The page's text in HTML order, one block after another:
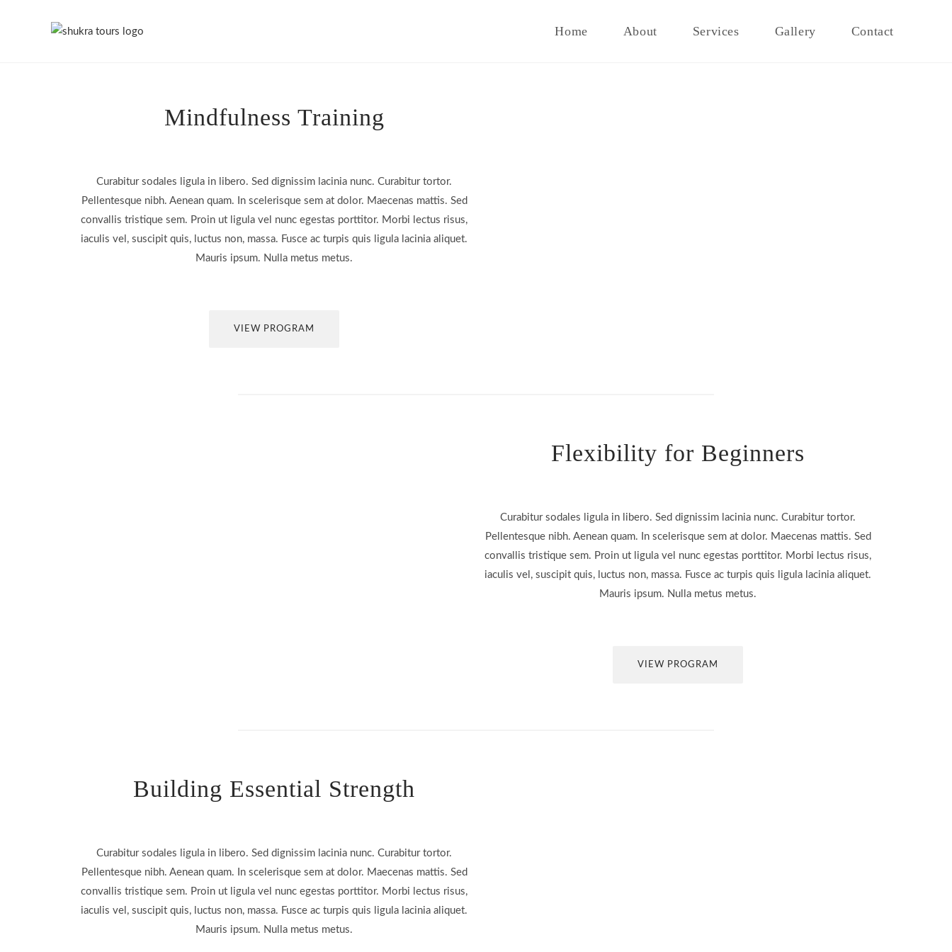
Home About Services Gallery Contact
Mindfulness Training
Curabitur sodales ligula in libero. Sed dignissim lacinia nunc. Curabitur tortor.
Pellentesque nibh. Aenean quam. In scelerisque sem at dolor. Maecenas mattis. Sed
convallis tristique sem. Proin ut ligula vel nunc egestas porttitor. Morbi lectus risus,
iaculis vel, suscipit quis, luctus non, massa. Fusce ac turpis quis ligula lacinia aliquet.
Mauris ipsum. Nulla metus metus.
VIEW PROGRAM
Flexibility for Beginners
Curabitur sodales ligula in libero. Sed dignissim lacinia nunc. Curabitur tortor.
Pellentesque nibh. Aenean quam. In scelerisque sem at dolor. Maecenas mattis. Sed
convallis tristique sem. Proin ut ligula vel nunc egestas porttitor. Morbi lectus risus,
iaculis vel, suscipit quis, luctus non, massa. Fusce ac turpis quis ligula lacinia aliquet.
Mauris ipsum. Nulla metus metus.
VIEW PROGRAM
Building Essential Strength
Curabitur sodales ligula in libero. Sed dignissim lacinia nunc. Curabitur tortor.
Pellentesque nibh. Aenean quam. In scelerisque sem at dolor. Maecenas mattis. Sed
convallis tristique sem. Proin ut ligula vel nunc egestas porttitor. Morbi lectus risus,
iaculis vel, suscipit quis, luctus non, massa. Fusce ac turpis quis ligula lacinia aliquet.
Mauris ipsum. Nulla metus metus.